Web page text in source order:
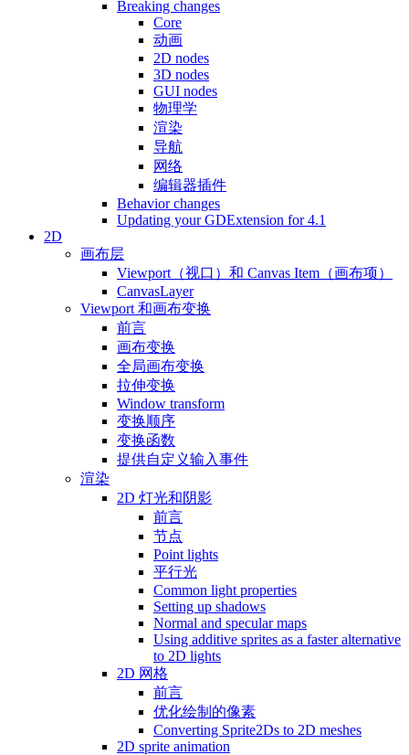
Breaking changes
Core
动画
2D nodes
3D nodes
GUI nodes
物理学
渲染
导航
网络
编辑器插件
Behavior changes
Updating your GDExtension for 4.1
2D
画布层
Viewport（视口）和 Canvas Item（画布项）
CanvasLayer
Viewport 和画布变换
前言
画布变换
全局画布变换
拉伸变换
Window transform
变换顺序
变换函数
提供自定义输入事件
渲染
2D 灯光和阴影
前言
节点
Point lights
平行光
Common light properties
Setting up shadows
Normal and specular maps
Using additive sprites as a faster alternative
to 2D lights
2D 网格
前言
优化绘制的像素
Converting Sprite2Ds to 2D meshes
2D sprite animation